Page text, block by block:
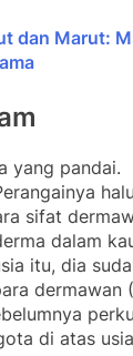
dan Marut:
yang pandai.
sifat
dalam
itu, dia
dermawan
di atas